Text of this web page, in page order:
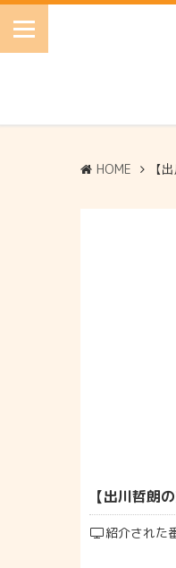
HOME 【
【出川哲朗
紹介された